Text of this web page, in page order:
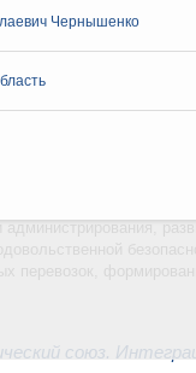
Чернышенко
союз.